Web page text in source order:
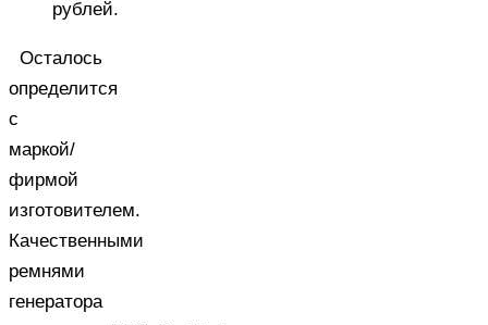
рублей.
Осталось
определится
с
маркой/
фирмой
изготовителем.
Качественными
ремнями
генератора